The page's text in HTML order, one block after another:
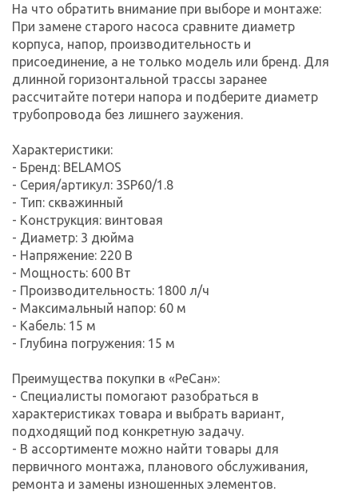
На что обратить внимание при выборе и монтаже:
При замене старого насоса сравните диаметр
корпуса, напор, производительность и
присоединение, а не только модель или бренд. Для
длинной горизонтальной трассы заранее
рассчитайте потери напора и подберите диаметр
трубопровода без лишнего заужения.
Характеристики:
- Бренд: BELAMOS
- Серия/артикул: 3SP60/1.8
- Тип: скважинный
- Конструкция: винтовая
- Диаметр: 3 дюйма
- Напряжение: 220 В
- Мощность: 600 Вт
- Производительность: 1800 л/ч
- Максимальный напор: 60 м
- Кабель: 15 м
- Глубина погружения: 15 м
Преимущества покупки в «РеСан»:
- Специалисты помогают разобраться в
характеристиках товара и выбрать вариант,
подходящий под конкретную задачу.
- В ассортименте можно найти товары для
первичного монтажа, планового обслуживания,
ремонта и замены изношенных элементов.